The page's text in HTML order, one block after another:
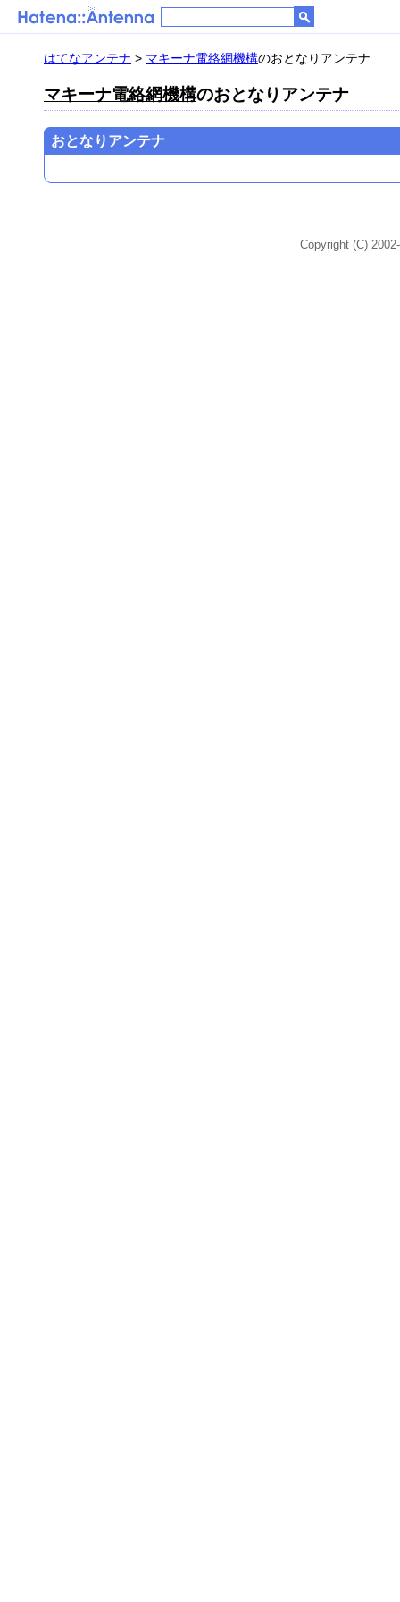
はてなアンテナ > マキーナ電絡網機構のおとなりアンテナ
マキーナ電絡網機構のおとなりアンテナ
おとなりアンテナ
Copyright (C)